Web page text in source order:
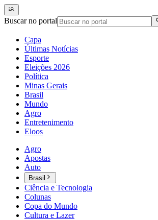
Buscar no portal
Capa
Últimas Notícias
Esporte
Eleições 2026
Política
Minas Gerais
Brasil
Mundo
Agro
Entretenimento
Eloos
Agro
Apostas
Auto
Brasil
Ciência e Tecnologia
Colunas
Copa do Mundo
Cultura e Lazer